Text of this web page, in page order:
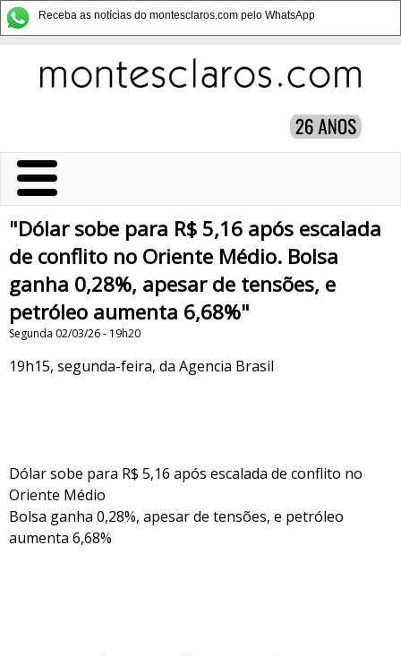
Receba as notícias do montesclaros.com pelo WhatsApp
"Dólar sobe para R$ 5,16 após escalada
de conflito no Oriente Médio. Bolsa
ganha 0,28%, apesar de tensões, e
petróleo aumenta 6,68%"
Segunda 02/03/26 - 19h20
19h15, segunda-feira, da Agencia Brasil
Dólar sobe para R$ 5,16 após escalada de conflito no
Oriente Médio
Bolsa ganha 0,28%, apesar de tensões, e petróleo
aumenta 6,68%